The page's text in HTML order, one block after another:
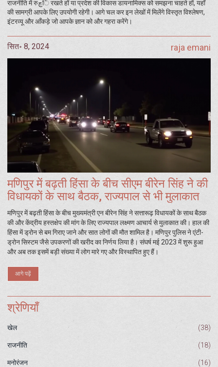
राजनीति में रुچि रखते हों या प्रदेश की विकास डायनामिक्स को समझना चाहते हों, यहाँ
की सामग्री आपके लिए उपयोगी रहेगी। आगे चल कर इन लेखों में मिलेंगे विस्तृत विश्लेषण,
इंटरव्यू और आँकड़े जो आपके ज्ञान को और गहरा करेंगे।
सित॰ 8, 2024 raja emani
मणिपुर में बढ़ती हिंसा के बीच सीएम बीरेन सिंह ने की
विधायकों के साथ बैठक, राज्यपाल से भी मुलाकात
मणिपुर में बढ़ती हिंसा के बीच मुख्यमंत्री एन बीरेन सिंह ने सत्तारूढ़ विधायकों के साथ बैठक
की और केंद्रीय हस्तक्षेप की मांग के लिए राज्यपाल लक्ष्मण आचार्य से मुलाकात की। हाल की
हिंसा में ड्रोन से बम गिराए जाने और सात लोगों की मौत शामिल है। मणिपुर पुलिस ने एंटी-
ड्रोन सिस्टम जैसे उपकरणों की खरीद का निर्णय लिया है। संघर्ष मई 2023 में शुरू हुआ
और अब तक इसमें बड़ी संख्या में लोग मारे गए और विस्थापित हुए हैं।
आगे पढ़ें
श्रेणियाँ
खेल (38)
राजनीति (18)
मनोरंजन (16)